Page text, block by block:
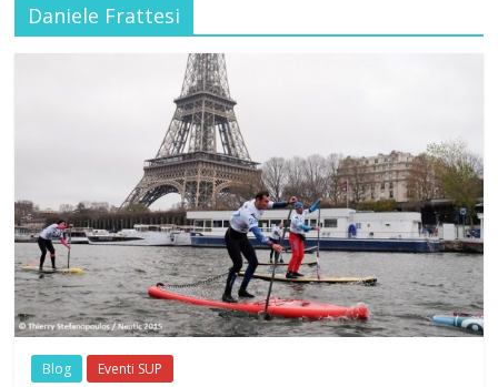
Daniele Frattesi
Blog Eventi SUP